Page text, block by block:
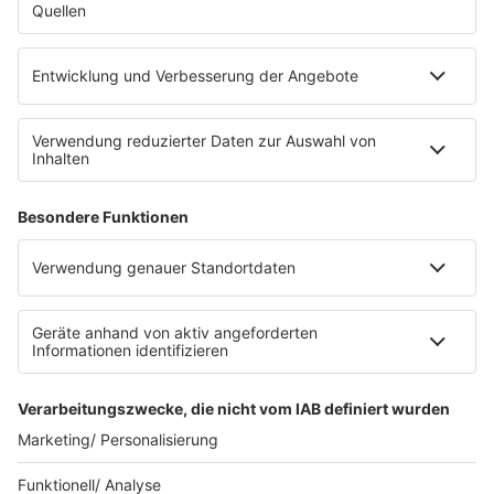
Die Uniklinik Tübingen hat ein neues Fahrradparkhaus
eröffnet. Direkt an der Medizinischen Klinik bietet es
E-Bikes über eine Photovoltaikanlage auf dem …
Impressum
Datenschutzerklärung
Datenschutzeinstellungen